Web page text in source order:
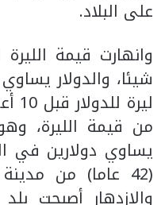
على البلاد.
وانهارت قيمة
من قيمة الليرة،
يساوي دولارين في
(42 عاما) من
والازدهار أصبحت